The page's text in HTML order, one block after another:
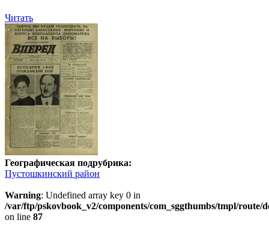
Читать
Географическая подрубрика:
Пустошкинский район
Warning: Undefined array key 0 in
/var/ftp/pskovbook_v2/components/com_sggthumbs/tmpl/route/
on line 87